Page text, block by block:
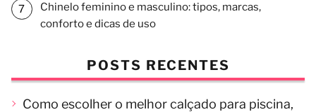
Chinelo feminino e masculino: tipos, marcas,
conforto e dicas de uso
POSTS RECENTES
Como escolher o melhor calçado para piscina,